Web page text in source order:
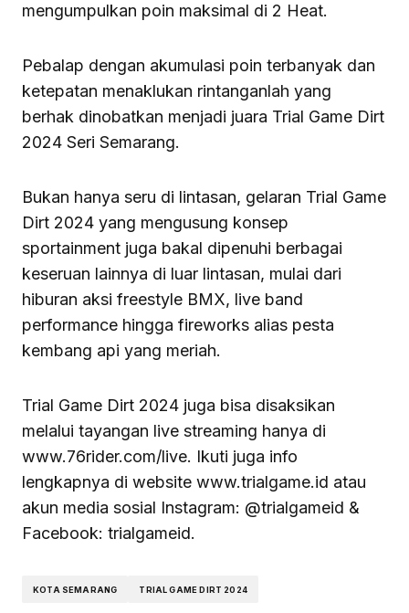
mengumpulkan poin maksimal di 2 Heat.
Pebalap dengan akumulasi poin terbanyak dan
ketepatan menaklukan rintanganlah yang
berhak dinobatkan menjadi juara Trial Game Dirt
2024 Seri Semarang.
Bukan hanya seru di lintasan, gelaran Trial Game
Dirt 2024 yang mengusung konsep
sportainment juga bakal dipenuhi berbagai
keseruan lainnya di luar lintasan, mulai dari
hiburan aksi freestyle BMX, live band
performance hingga fireworks alias pesta
kembang api yang meriah.
Trial Game Dirt 2024 juga bisa disaksikan
melalui tayangan live streaming hanya di
www.76rider.com/live. Ikuti juga info
lengkapnya di website www.trialgame.id atau
akun media sosial Instagram: @trialgameid &
Facebook: trialgameid.
KOTA SEMARANG TRIAL GAME DIRT 2024